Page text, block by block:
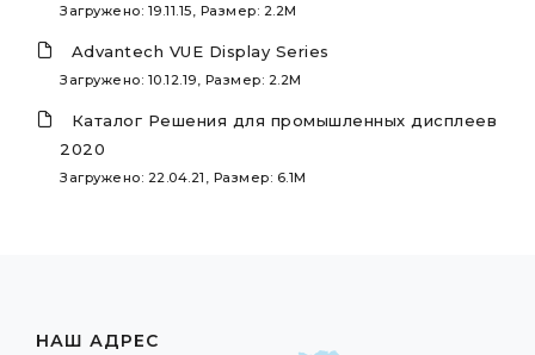
Загружено: 19.11.15, Размер: 2.2M
Advantech VUE Display Series
Загружено: 10.12.19, Размер: 2.2M
Каталог Решения для промышленных дисплеев
2020
Загружено: 22.04.21, Размер: 6.1M
НАШ АДРЕС